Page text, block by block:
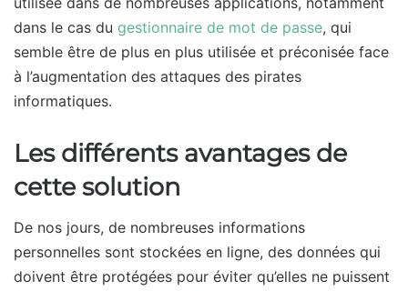
dans le cas du gestionnaire de mot de passe, qui
semble être de plus en plus utilisée et préconisée face
à l’augmentation des attaques des pirates
informatiques.
Les différents avantages de
cette solution
De nos jours, de nombreuses informations
personnelles sont stockées en ligne, des données qui
doivent être protégées pour éviter qu’elles ne puissent